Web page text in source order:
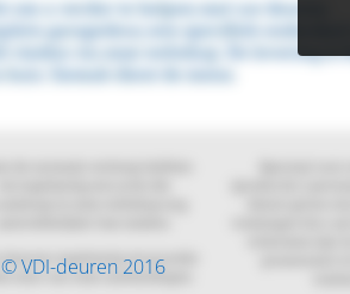
© VDI-deuren 2016